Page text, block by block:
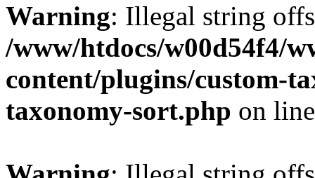
Warning: Illegal string
/www/htdocs/w00d54f4/
content/plugins/custom-
taxonomy-sort.php on